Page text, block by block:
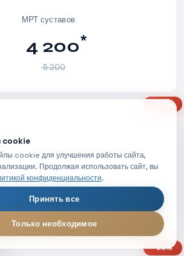
МРТ суставов
4 200*
5 200
МРТ брюшной полости
5 800*
7 200
-20%
cookie
cookie для улучшения работы сайта,
Продолжая использовать сайт, вы
конфиденциальности.
Принять все
Только необходимое